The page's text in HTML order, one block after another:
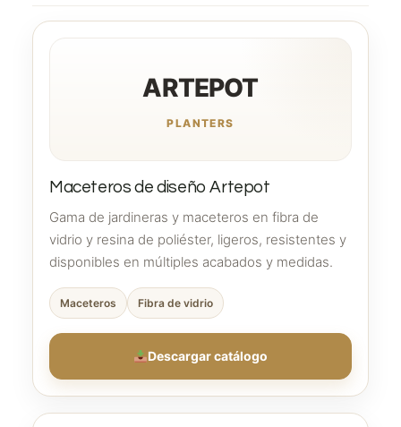
ARTEPOT
PLANTERS
Maceteros de diseño Artepot
Gama de jardineras y maceteros en fibra de
vidrio y resina de poliéster, ligeros, resistentes y
disponibles en múltiples acabados y medidas.
Maceteros Fibra de vidrio
Descargar catálogo